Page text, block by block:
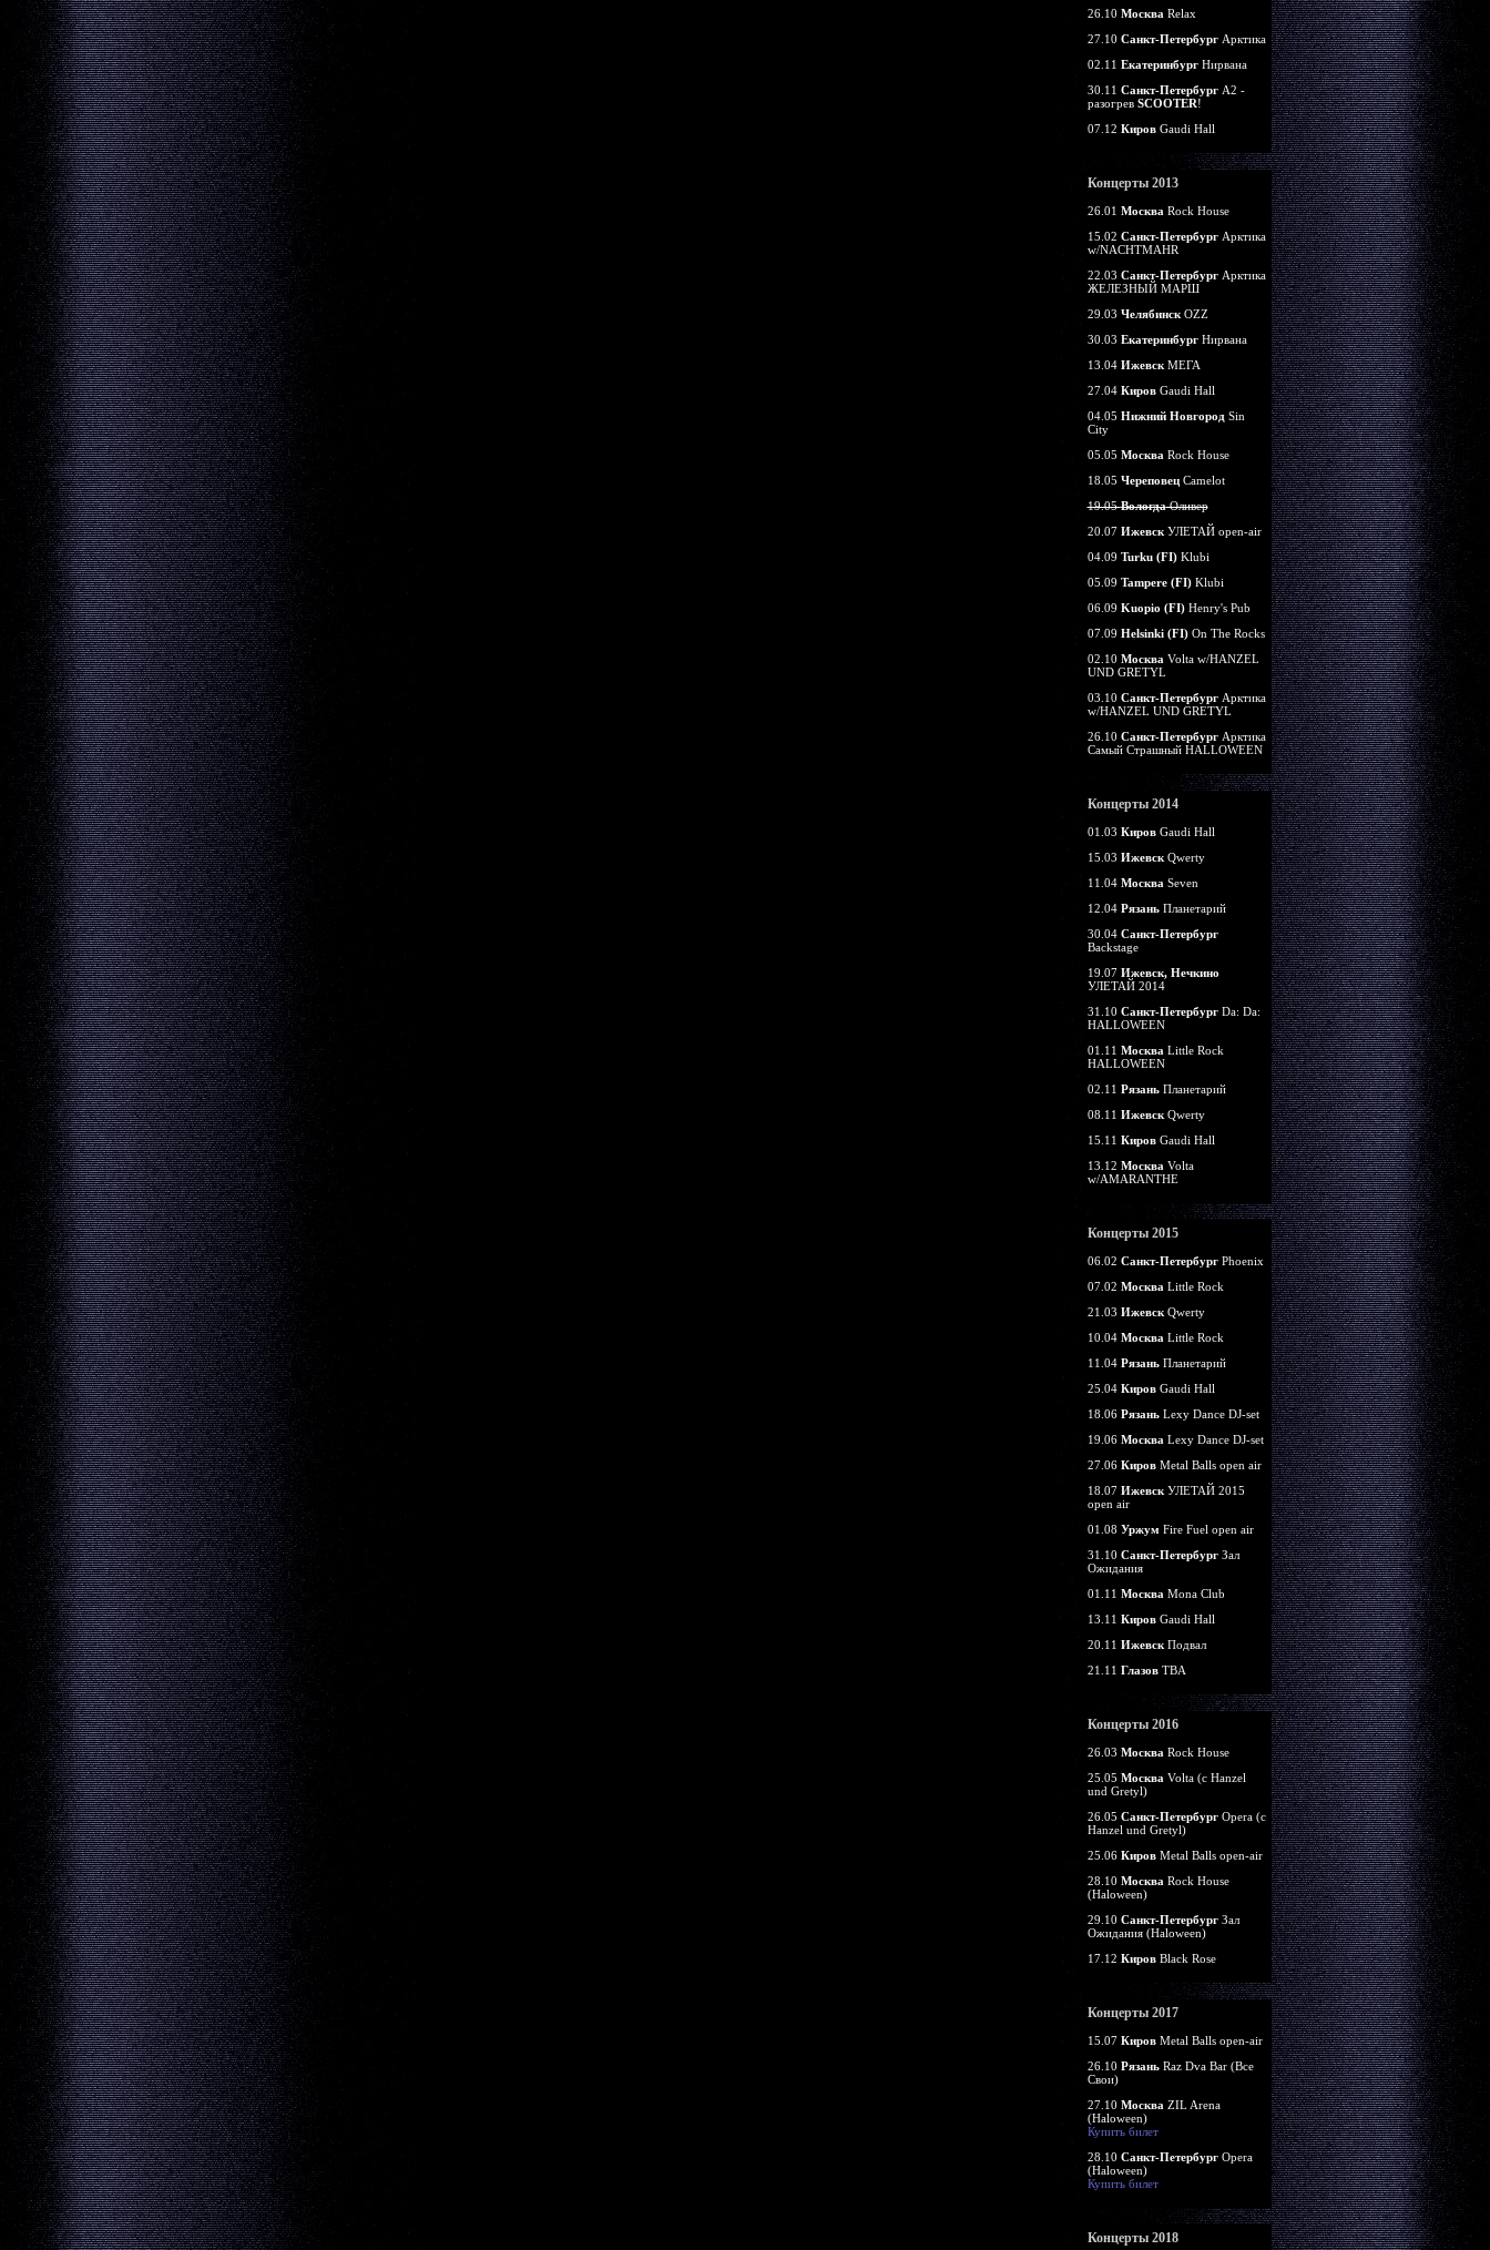
26.10 Москва Relax
27.10 Санкт-ПетербургАрктика
02.11 ЕкатеринбургНирвана
30.11 Санкт-ПетербургА2 -
разогрев SCOOTER!
07.12 КировGaudi Hall
Концерты 2013
26.01 Москва Rock House
15.02 Санкт-ПетербургАрктика
w/NACHTMAHR
22.03 Санкт-ПетербургАрктика
ЖЕЛЕЗНЫЙ МАРШ
29.03 ЧелябинскOZZ
30.03 ЕкатеринбургНирвана
13.04 ИжевскМЕГА
27.04 КировGaudi Hall
04.05 Нижний НовгородSin
City
05.05 Москва Rock House
18.05 ЧереповецCamelot
19.05ВологдаОливер
20.07 ИжевскУЛЕТАЙ open-air
04.09 Turku (FI)Klubi
05.09 Tampere (FI)Klubi
06.09 Kuopio (FI)Henry's Pub
07.09 Helsinki (FI)On The Rocks
02.10 Москва Volta w/HANZEL
UND GRETYL
03.10 Санкт-ПетербургАрктика
w/HANZEL UND GRETYL
26.10 Санкт-ПетербургАрктика
Самый Страшный HALLOWEEN
Концерты 2014
01.03 КировGaudi Hall
15.03 ИжевскQwerty
11.04 Москва Seven
12.04 РязаньПланетарий
30.04 Санкт-Петербург
Backstage
19.07 Ижевск, Нечкино
УЛЕТАЙ 2014
31.10 Санкт-ПетербургDa: Da:
HALLOWEEN
01.11 Москва Little Rock
HALLOWEEN
02.11 РязаньПланетарий
08.11 ИжевскQwerty
15.11 КировGaudi Hall
13.12 Москва Volta
w/AMARANTHE
Концерты 2015
06.02 Санкт-ПетербургPhoenix
07.02 Москва Little Rock
21.03 ИжевскQwerty
10.04 Москва Little Rock
11.04 РязаньПланетарий
25.04 КировGaudi Hall
18.06 РязаньLexy Dance DJ-set
19.06 Москва Lexy Dance DJ-set
27.06 КировMetal Balls open air
18.07 ИжевскУЛЕТАЙ 2015
open air
01.08 Уржум Fire Fuel open air
31.10 Санкт-ПетербургЗал
Ожидания
01.11 Москва Mona Club
13.11 КировGaudi Hall
20.11 ИжевскПодвал
21.11 ГлазовTBA
Концерты 2016
26.03 Москва Rock House
25.05 Москва Volta (c Hanzel
und Gretyl)
26.05 Санкт-ПетербургOpera (c
Hanzel und Gretyl)
25.06 КировMetal Balls open-air
28.10 Москва Rock House
(Haloween)
29.10 Санкт-ПетербургЗал
Ожидания (Haloween)
17.12 КировBlack Rose
Концерты 2017
15.07 КировMetal Balls open-air
26.10 РязаньRaz Dva Bar (Все
Свои)
27.10 Москва ZIL Arena
(Haloween)
Купить билет
28.10 Санкт-ПетербургOpera
(Haloween)
Купить билет
Концерты 2018